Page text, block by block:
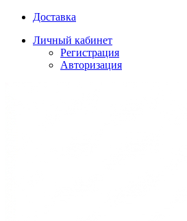
Доставка
Личный кабинет
Регистрация
Авторизация